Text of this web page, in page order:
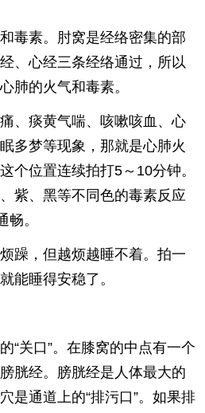
毒素。肘窝是经络密集的部
、心经三条经络通过，所以
肺的火气和毒素。
、痰黄气喘、咳嗽咳血、心
多梦等现象，那就是心肺火
个位置连续拍打5～10分钟。
紫、黑等不同色的毒素反应
畅。
躁，但越烦越睡不着。拍一
能睡得安稳了。
“关口”。在膝窝的中点有一个
胱经。膀胱经是人体最大的
是通道上的“排污口”。如果排